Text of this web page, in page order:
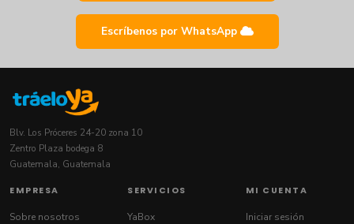
Escríbenos por WhatsApp
Blv. Los Próceres 24-20 zona 10
Zentro Plaza bodega 8
Guatemala, Guatemala
EMPRESA
Sobre nosotros
SERVICIOS
YaBox
MI CUENTA
Iniciar sesión